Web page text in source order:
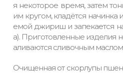
я некоторое время, затем
им кругом, кладётся начинка
емой джириш и запекается
а). Приготовленные изделия
аливаются сливочным
Очищенная от скорлупы